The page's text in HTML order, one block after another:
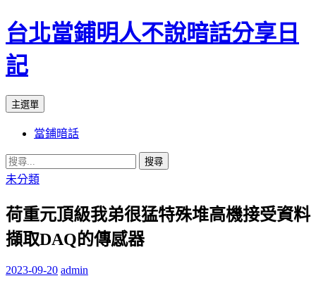
台北當鋪明人不說暗話分享日
記
搜
主選單
內
容
當鋪暗話
搜
尋
鍵
字:
未分類
荷重元頂級我弟很猛特殊堆高機接受資料
擷取DAQ的傳感器
2023-09-20 admin